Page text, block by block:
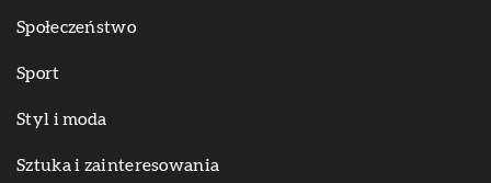
Społeczeństwo
Sport
Styl i moda
Sztuka i zainteresowania